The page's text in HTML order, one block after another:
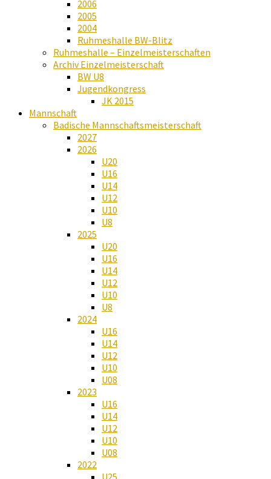
2006
2005
2004
Ruhmeshalle BW-Blitz
Ruhmeshalle – Einzelmeisterschaften
Archiv Einzelmeisterschaft
BW U8
Jugendkongress
JK 2015
Mannschaft
Badische Mannschaftsmeisterschaft
2027
2026
U20
U16
U14
U12
U10
U8
2025
U20
U16
U14
U12
U10
U8
2024
U16
U14
U12
U10
U08
2023
U16
U14
U12
U10
U08
2022
U25